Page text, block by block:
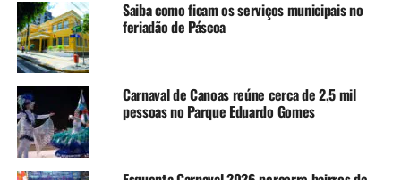
bairro Mathias Velho)
As Unidades de Saúde (US) não abrirão. O SAMU segue
no atendimento 24h pelo telefone 192. Os Centros de
Atenção Psicossocial (CAPS) Novos Tempos e Arco Íris
estarão fechados. Já os CAPS III Recanto dos Girassóis,
Amanhecer e Travessia estarão abertos em regime de
plantão.
Saiba como ficam os serviços municipais no
feriadão de Páscoa
Carnaval de Canoas reúne cerca de 2,5 mil
pessoas no Parque Eduardo Gomes